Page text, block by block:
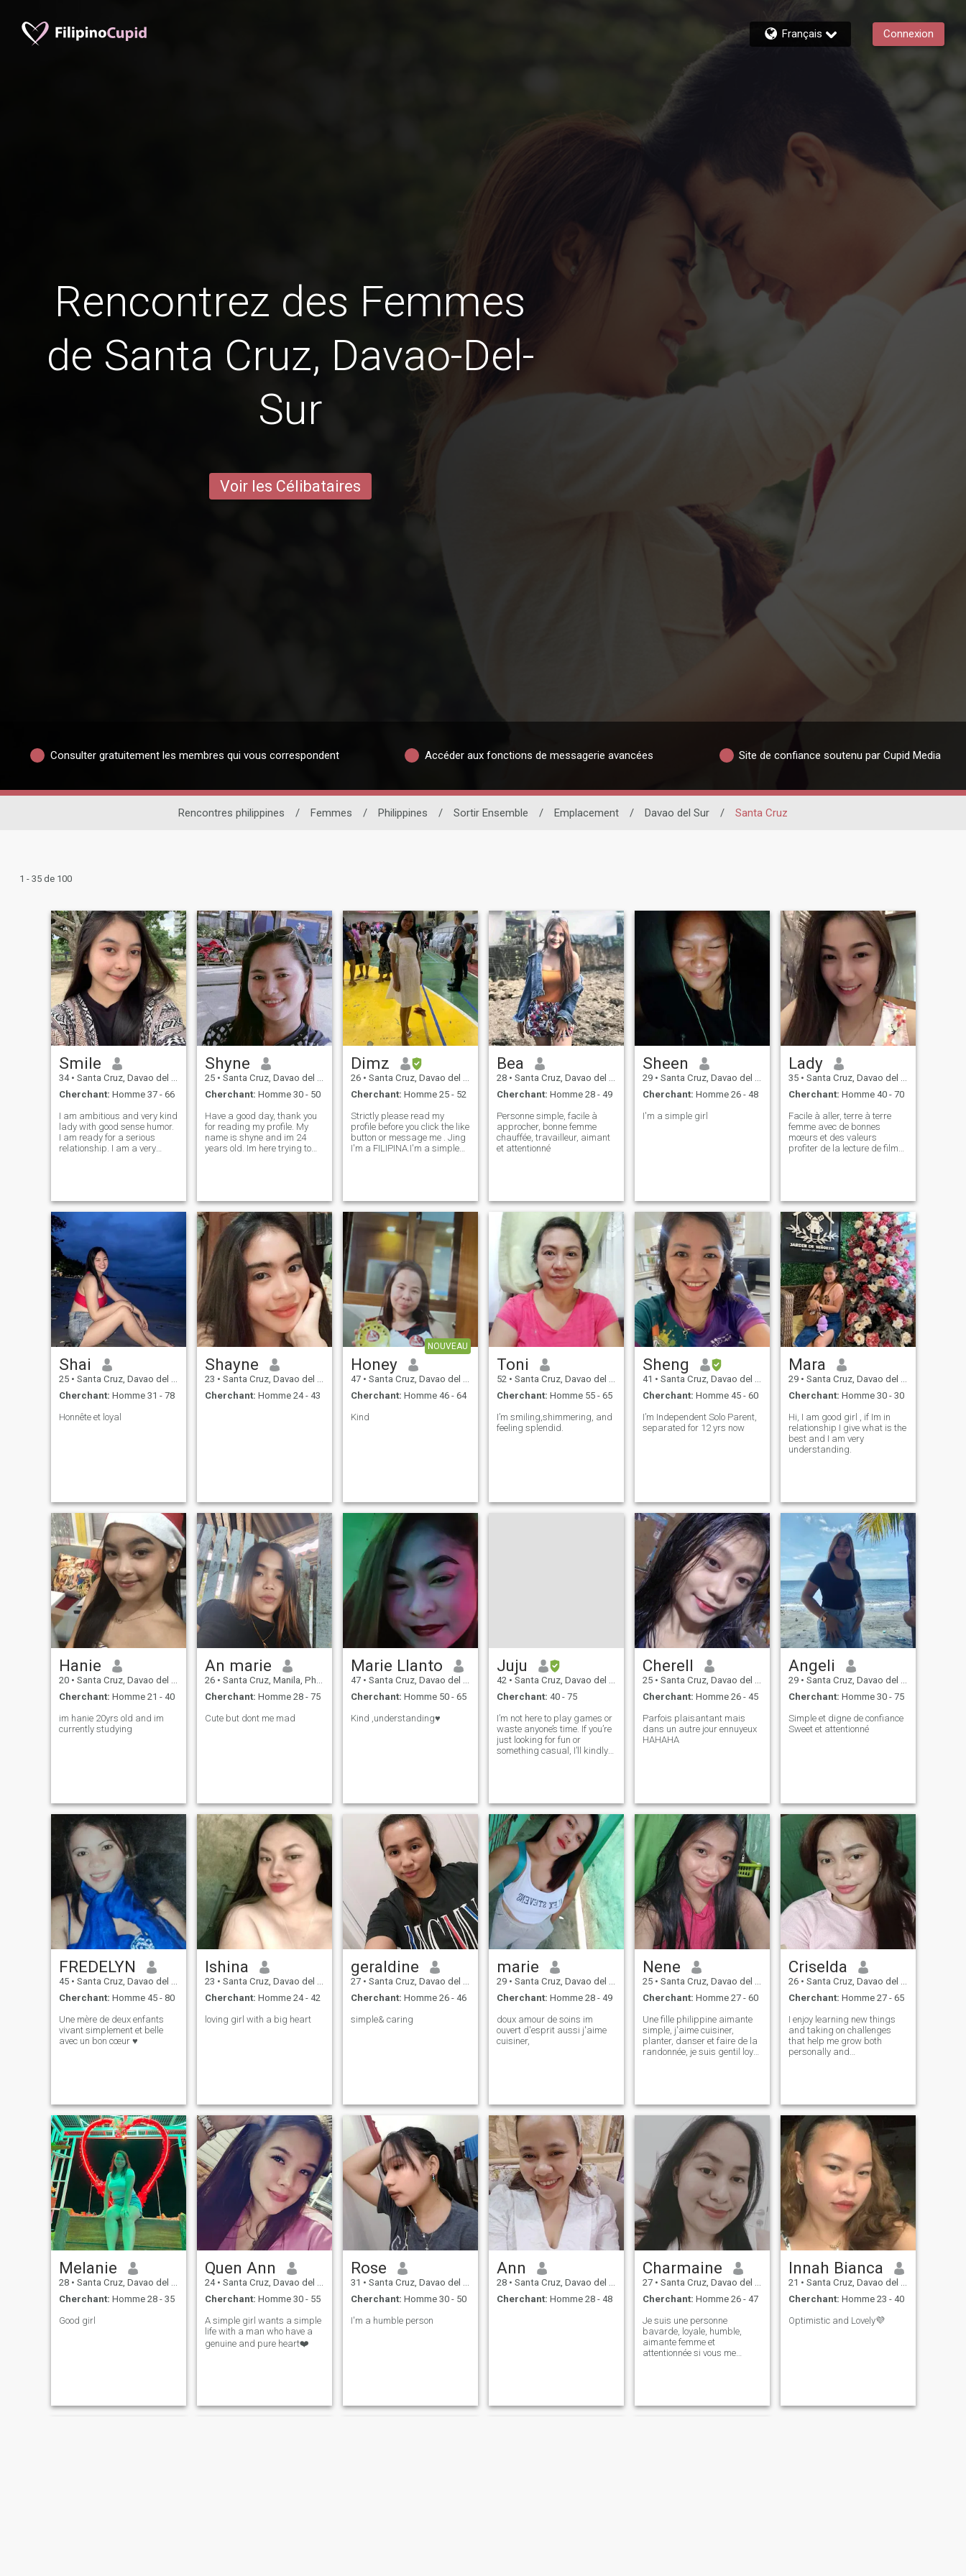
Français Connexion
Rencontrez des Femmes
de Santa Cruz, Davao-Del-
Sur
Voir les Célibataires
Consulter gratuitement les membres qui vous correspondent Accéder aux fonctions de messagerie avancées Site de confiance soutenu par Cupid Media
Rencontres philippines / Femmes / Philippines / Sortir Ensemble / Emplacement / Davao del Sur / Santa Cruz
1 - 35 de 100
Smile
34 • Santa Cruz, Davao del Sur, Philippines
Cherchant: Homme 37 - 66
I am ambitious and very kind
lady with good sense humor.
I am ready for a serious
relationship. I am a very
genuinely believe, that I c
Shyne
25 • Santa Cruz, Davao del Sur, Philippines
Cherchant: Homme 30 - 50
Have a good day, thank you
for reading my profile. My
name is shyne and im 24
years old. Im here trying to
remember that each of us
deserved to be
Dimz
26 • Santa Cruz, Davao del Sur, Philippines
Cherchant: Homme 25 - 52
Strictly please read my
profile before you click the like
button or message me . Jing
I'm a FILIPINA.I'm a simple
because of duhh LO
Bea
28 • Santa Cruz, Davao del Sur, Philippines
Cherchant: Homme 28 - 49
Personne simple, facile à
approcher, bonne femme
chauffée, travailleur, aimant
et attentionné
Sheen
29 • Santa Cruz, Davao del Sur, Philippines
Cherchant: Homme 26 - 48
I'm a simple girl
Lady
35 • Santa Cruz, Davao del Sur, Philippines
Cherchant: Homme 40 - 70
Facile à aller, terre à terre
femme avec de bonnes
mœurs et des valeurs
profiter de la lecture de films
de tout ce que j'ai dans ma
vie, et im à la recherche d'une
relation sérieuse qui est prêt
à s'installer et im prêt à
déménager si je donne une
chance. Nous pouvons faire
des appels vidéo à tout
moment pour voir que je suis
sérieux et je suis prêt à rester
en contact tous les jours et
j'adore danser, j'adore
marcher tous les matins,
j'adore aller à la plage pour
me détendre. J'adore
Shai
25 • Santa Cruz, Davao del Sur, Philippines
Cherchant: Homme 31 - 78
Honnête et loyal
Shayne
23 • Santa Cruz, Davao del Sur, Philippines
Cherchant: Homme 24 - 43
NOUVEAU
Honey
47 • Santa Cruz, Davao del Sur, Philippines
Cherchant: Homme 46 - 64
Kind
Toni
52 • Santa Cruz, Davao del Sur, Philippines
Cherchant: Homme 55 - 65
I’m smiling,shimmering, and
feeling splendid.
Sheng
41 • Santa Cruz, Davao del Sur, Philippines
Cherchant: Homme 45 - 60
I’m Independent Solo Parent,
separated for 12 yrs now
Mara
29 • Santa Cruz, Davao del Sur, Philippines
Cherchant: Homme 30 - 30
Hi, I am good girl , if Im in
relationship I give what is the
best and I am very
understanding.
Hanie
20 • Santa Cruz, Davao del Sur, Philippines
Cherchant: Homme 21 - 40
im hanie 20yrs old and im
currently studying
An marie
26 • Santa Cruz, Manila, Philippines
Cherchant: Homme 28 - 75
Cute but dont me mad
Marie Llanto
47 • Santa Cruz, Davao del Sur, Philippines
Cherchant: Homme 50 - 65
Kind ,understanding♥️
Juju
42 • Santa Cruz, Davao del Sur, Philippines
Cherchant: 40 - 75
I’m not here to play games or
waste anyone’s time. If you’re
just looking for fun or
something casual, I’ll kindly
Cherell
25 • Santa Cruz, Davao del Sur, Philippines
Cherchant: Homme 26 - 45
Parfois plaisantant mais
dans un autre jour ennuyeux
HAHAHA
Angeli
29 • Santa Cruz, Davao del Sur, Philippines
Cherchant: Homme 30 - 75
Simple et digne de confiance
Sweet et attentionné
FREDELYN
45 • Santa Cruz, Davao del Sur, Philippines
Cherchant: Homme 45 - 80
Une mère de deux enfants
vivant simplement et belle
avec un bon cœur ♥
Ishina
23 • Santa Cruz, Davao del Sur, Philippines
Cherchant: Homme 24 - 42
loving girl with a big heart
geraldine
27 • Santa Cruz, Davao del Sur, Philippines
Cherchant: Homme 26 - 46
simple& caring
marie
29 • Santa Cruz, Davao del Sur, Philippines
Cherchant: Homme 28 - 49
doux amour de soins im
ouvert d'esprit aussi j'aime
cuisiner,
Nene
25 • Santa Cruz, Davao del Sur, Philippines
Cherchant: Homme 27 - 60
Une fille philippine aimante
simple, j'aime cuisiner,
planter, danser et faire de la
randonnée, je suis gentil loyal
Criselda
26 • Santa Cruz, Davao del Sur, Philippines
Cherchant: Homme 27 - 65
I enjoy learning new things
and taking on challenges
that help me grow both
personally and
Melanie
28 • Santa Cruz, Davao del Sur, Philippines
Cherchant: Homme 28 - 35
Good girl
Quen Ann
24 • Santa Cruz, Davao del Sur, Philippines
Cherchant: Homme 30 - 55
A simple girl wants a simple
life with a man who have a
genuine and pure heart❤️
Rose
31 • Santa Cruz, Davao del Sur, Philippines
Cherchant: Homme 30 - 50
I'm a humble person
Ann
28 • Santa Cruz, Davao del Sur, Philippines
Cherchant: Homme 28 - 48
Charmaine
27 • Santa Cruz, Davao del Sur, Philippines
Cherchant: Homme 26 - 47
Je suis une personne
bavarde, loyale, humble,
aimante femme et
attentionnée si vous me
Innah Bianca
21 • Santa Cruz, Davao del Sur, Philippines
Cherchant: Homme 23 - 40
Optimistic and Lovely💜